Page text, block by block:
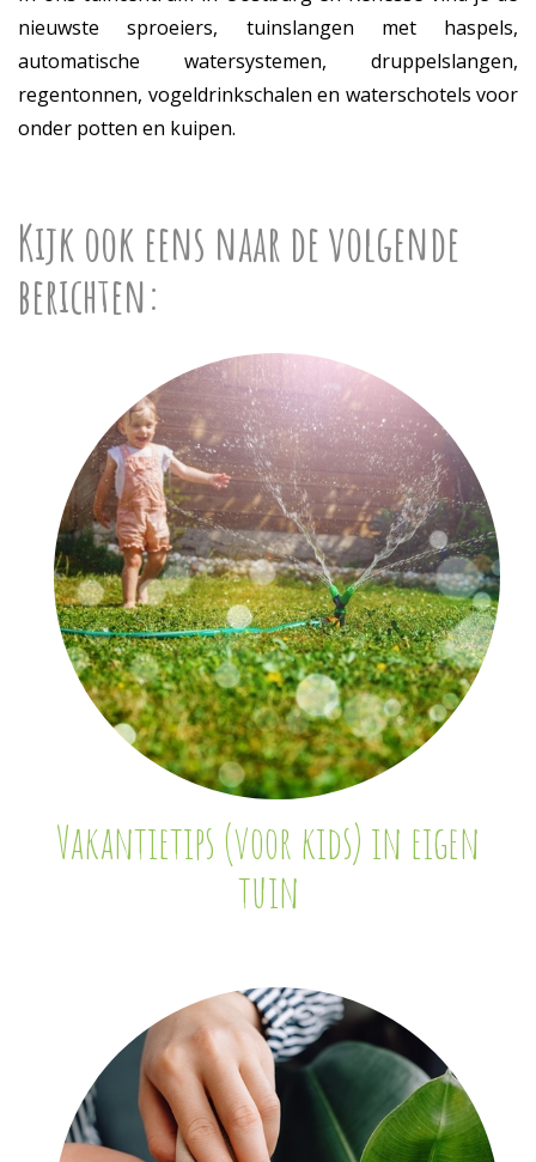
nieuwste sproeiers, tuinslangen met haspels,
automatische watersystemen, druppelslangen,
regentonnen, vogeldrinkschalen en waterschotels voor
onder potten en kuipen.
Kijk ook eens naar de volgende
berichten:
Vakantietips (voor kids) in eigen
tuin